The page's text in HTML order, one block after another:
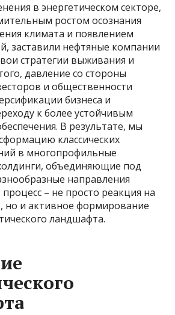
в энергетическом секторе,
ростом осознания
климата и появлением
заставили нефтяные компании
стратегии выживания и
давление со стороны
и общественности
бизнеса и
к более устойчивым
В результате, мы
классических
в многопрофильные
объединяющие под
направления
– не просто реакция на
но и активное формирование
ландшафта.